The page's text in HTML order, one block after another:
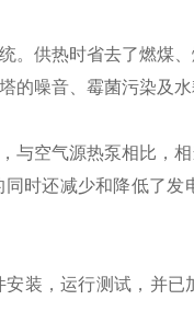
。供热时省去了燃煤
的噪音、霉菌污染及水
与空气源热泵相比，
时还减少和降低了
装，运行测试，并